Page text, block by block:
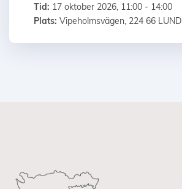
Tid: 17 oktober 2026, 11:00 - 14:00
Plats: Vipeholmsvägen, 224 66 LUND